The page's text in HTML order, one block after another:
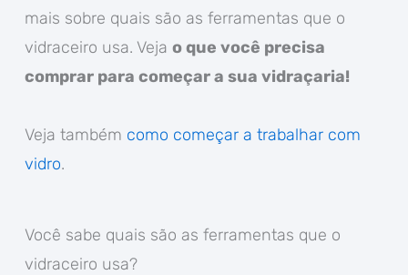
mais sobre quais são as ferramentas que o
vidraceiro usa. Veja o que você precisa
comprar para começar a sua vidraçaria!
Veja também como começar a trabalhar com
vidro.
Você sabe quais são as ferramentas que o
vidraceiro usa?